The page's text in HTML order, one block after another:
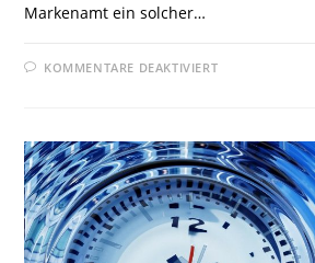
Markenamt ein solcher…
KOMMENTARE DEAKTIVIERTFÜR
NACH
§
96
MARKENG
UND
DIE